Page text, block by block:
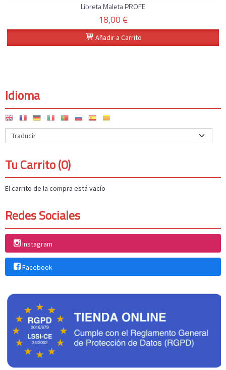
Idioma
Tu Carrito (0)
El carrito de la compra está vacío
Redes Sociales
Instagram
Facebook
Libreta Maleta PROFE
18,00 €
Añadir a Carrito